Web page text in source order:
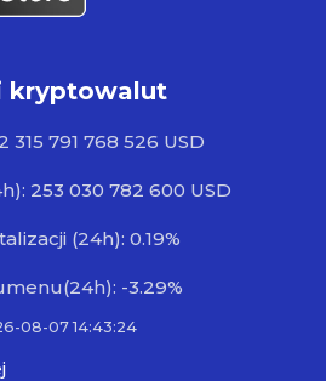
kryptowalut
315 791 768 526 USD
253 030 782 600 USD
(24h): 0.19%
-3.29%
08-07 14:43:24